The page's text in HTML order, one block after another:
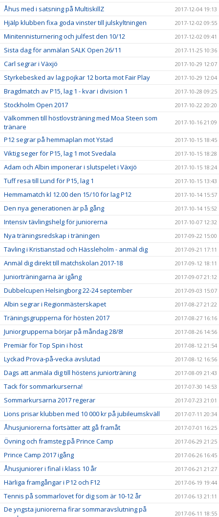
Åhus med i satsning på MultiskillZ 2017-12-04 19:13
Hjälp klubben fixa goda vinster till julskyltningen 2017-12-02 09:55
Minitennisturnering och julfest den 10/12 2017-12-02 09:41
Sista dag för anmälan SALK Open 26/11 2017-11-25 10:36
Carl segrar i Växjö 2017-10-29 12:07
Styrkebesked av lag pojkar 12 borta mot Fair Play 2017-10-29 12:04
Bragdmatch av P15, lag 1 - kvar i division 1 2017-10-28 09:25
Stockholm Open 2017 2017-10-22 20:20
Välkommen till höstlovsträning med Moa Steen som
tränare
2017-10-16 21:09
P12 segrar på hemmaplan mot Ystad 2017-10-15 18:45
Viktig seger för P15, lag 1 mot Svedala 2017-10-15 18:28
Adam och Albin imponerar i slutspelet i Växjö 2017-10-15 18:24
Tuff resa till Lund för P15, lag 1 2017-10-15 13:43
Hemmamatch kl 12.00 den 15/10 för lag P12 2017-10-14 15:57
Den nya generationen är på gång 2017-10-14 15:52
Intensiv tävlingshelg för juniorerna 2017-10-07 12:32
Nya träningsredskap i träningen 2017-09-22 15:00
Tävling i Kristianstad och Hässleholm - anmäl dig 2017-09-21 17:11
Anmäl dig direkt till matchskolan 2017-18 2017-09-12 18:11
Juniorträningarna är igång 2017-09-07 21:12
Dubbelcupen Helsingborg 22-24 september 2017-09-03 15:07
Albin segrar i Regionmästerskapet 2017-08-27 21:22
Träningsgrupperna för hösten 2017 2017-08-27 16:16
Juniorgrupperna börjar på måndag 28/8! 2017-08-26 14:56
Premiär för Top Spin i höst 2017-08-12 21:54
Lyckad Prova-på-vecka avslutad 2017-08-12 16:56
Dags att anmäla dig till höstens juniorträning 2017-08-09 21:43
Tack för sommarkurserna! 2017-07-30 14:53
Sommarkursarna 2017 regerar 2017-07-23 21:01
Lions prisar klubben med 10 000 kr på jubileumskväll 2017-07-11 20:34
Åhusjuniorerna fortsätter att gå framåt 2017-07-01 16:25
Övning och framsteg på Prince Camp 2017-06-29 21:25
Prince Camp 2017 igång 2017-06-26 16:45
Åhusjuniorer i final i klass 10 år 2017-06-21 21:27
Härliga framgångar i P12 och F12 2017-06-19 19:44
Tennis på sommarlovet för dig som är 10-12 år 2017-06-13 21:11
De yngsta juniorerna firar sommaravslutning på
2017-06-11 18:55